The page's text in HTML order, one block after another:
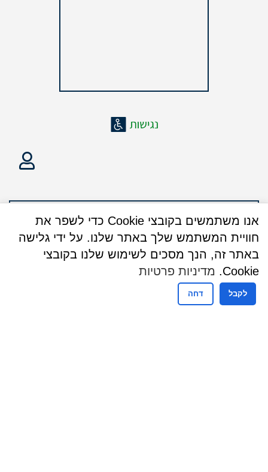
אנו משתמשים בקובצי Cookie כדי לשפר את
חוויית המשתמש שלך באתר שלנו. על ידי גלישה
באתר זה, הנך מסכים לשימוש שלנו בקובצי
Cookie.
מדיניות פרטיות
לקבל דחה